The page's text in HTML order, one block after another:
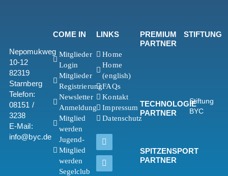
Nepomukweg
10-12
82319
Starnberg
Telefon:
08151 /
3238
E-Mail:
info@byc.de
COME IN
Mitglieder
Login
Mitglieder
Registrierung
Newsletter
Anmeldung
Mitglied
werden
Jugend-
Mitglied
werden
Segelclub
LINKS
Home
Home
(english)
FAQs
Kontakt
Impressum
Datenschutz
PREMIUM
PARTNER
TECHNOLOGIE
PARTNER
SPITZENSPORT
PARTNER
STIFTUNG
Stiftung
BYC